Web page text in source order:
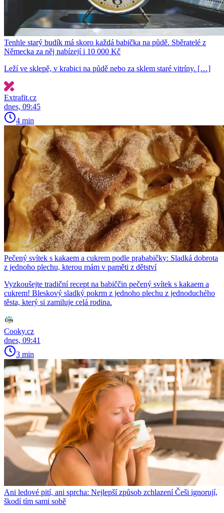
Tenhle starý budík má skoro každá babička na půdě. Sběratelé z
Německa za něj nabízejí i 10 000 Kč
Leží ve sklepě, v krabici na půdě nebo za sklem staré vitríny. […]
Extrafit.cz
dnes, 09:45
4 min
Pečený svítek s kakaem a cukrem podle prababičky: Sladká dobrota
z jednoho plechu, kterou mám v paměti z dětství
Vyzkoušejte tradiční recept na babiččin pečený svítek s kakaem a
cukrem! Bleskový sladký pokrm z jednoho plechu z jednoduchého
těsta, který si zamiluje celá rodina.
Cooky.cz
dnes, 09:41
3 min
Ani ledové pití, ani sprcha: Nejlepší způsob zchlazení Češi ignorují,
škodí tím sami sobě